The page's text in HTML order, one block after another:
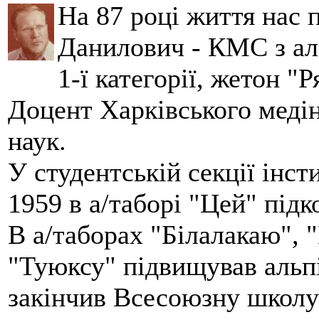
На 87 році життя нас
Данилович - КМС з
1-ї категорії, жетон
Доцент Харківського
наук.
У студентській секції
1959 в а/таборі "Цей"
В а/таборах "Білалакаю",
"Туюксу" підвищував
закінчив Всесоюзну